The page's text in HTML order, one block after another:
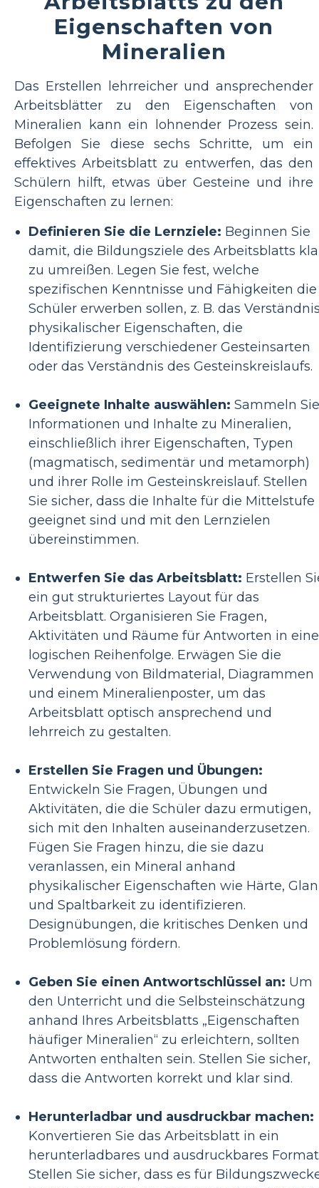
Eigenschaften von
Mineralien
Das Erstellen lehrreicher und ansprechender
Arbeitsblätter zu den Eigenschaften von
Mineralien kann ein lohnender Prozess sein.
Befolgen Sie diese sechs Schritte, um ein
effektives Arbeitsblatt zu entwerfen, das den
Schülern hilft, etwas über Gesteine ​​und ihre
Eigenschaften zu lernen:
Definieren Sie die Lernziele: Beginnen Sie
damit, die Bildungsziele des Arbeitsblatts
zu umreißen. Legen Sie fest, welche
spezifischen Kenntnisse und Fähigkeiten die
Schüler erwerben sollen, z. B. das
physikalischer Eigenschaften, die
Identifizierung verschiedener Gesteinsarten
oder das Verständnis des Gesteinskreislaufs.
Geeignete Inhalte auswählen: Sammeln Sie
Informationen und Inhalte zu Mineralien,
einschließlich ihrer Eigenschaften, Typen
(magmatisch, sedimentär und metamorph)
und ihrer Rolle im Gesteinskreislauf. Stellen
Sie sicher, dass die Inhalte für die Mittelstufe
geeignet sind und mit den Lernzielen
übereinstimmen.
Entwerfen Sie das Arbeitsblatt: Erstellen
ein gut strukturiertes Layout für das
Arbeitsblatt. Organisieren Sie Fragen,
Aktivitäten und Räume für Antworten in
logischen Reihenfolge. Erwägen Sie die
Verwendung von Bildmaterial, Diagrammen
und einem Mineralienposter, um das
Arbeitsblatt optisch ansprechend und
lehrreich zu gestalten.
Erstellen Sie Fragen und Übungen:
Entwickeln Sie Fragen, Übungen und
Aktivitäten, die die Schüler dazu ermutigen,
sich mit den Inhalten auseinanderzusetzen.
Fügen Sie Fragen hinzu, die sie dazu
veranlassen, ein Mineral anhand
physikalischer Eigenschaften wie Härte,
und Spaltbarkeit zu identifizieren.
Designübungen, die kritisches Denken und
Problemlösung fördern.
Geben Sie einen Antwortschlüssel an: Um
den Unterricht und die Selbsteinschätzung
anhand Ihres Arbeitsblatts „Eigenschaften
häufiger Mineralien“ zu erleichtern, sollten
Antworten enthalten sein. Stellen Sie sicher,
dass die Antworten korrekt und klar sind.
Herunterladbar und ausdruckbar machen:
Konvertieren Sie das Arbeitsblatt in ein
herunterladbares und ausdruckbares
Stellen Sie sicher, dass es für